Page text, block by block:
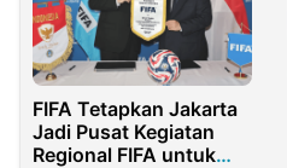
FIFA Tetapkan Jakarta
Jadi Pusat Kegiatan
Regional FIFA untuk